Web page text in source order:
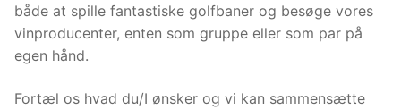
både at spille fantastiske golfbaner og besøge vores
vinproducenter, enten som gruppe eller som par på
egen hånd.
Fortæl os hvad du/I ønsker og vi kan sammensætte